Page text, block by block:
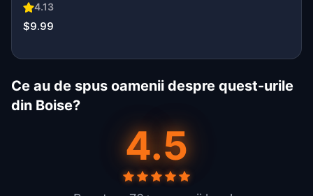
4.13
$9.99
Ce au de spus oamenii despre quest-urile
din Boise?
4.5